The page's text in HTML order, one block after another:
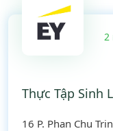
2
Thực Tập Sinh
16 P. Phan Chu